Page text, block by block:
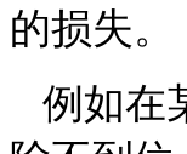
的损失。
例如在